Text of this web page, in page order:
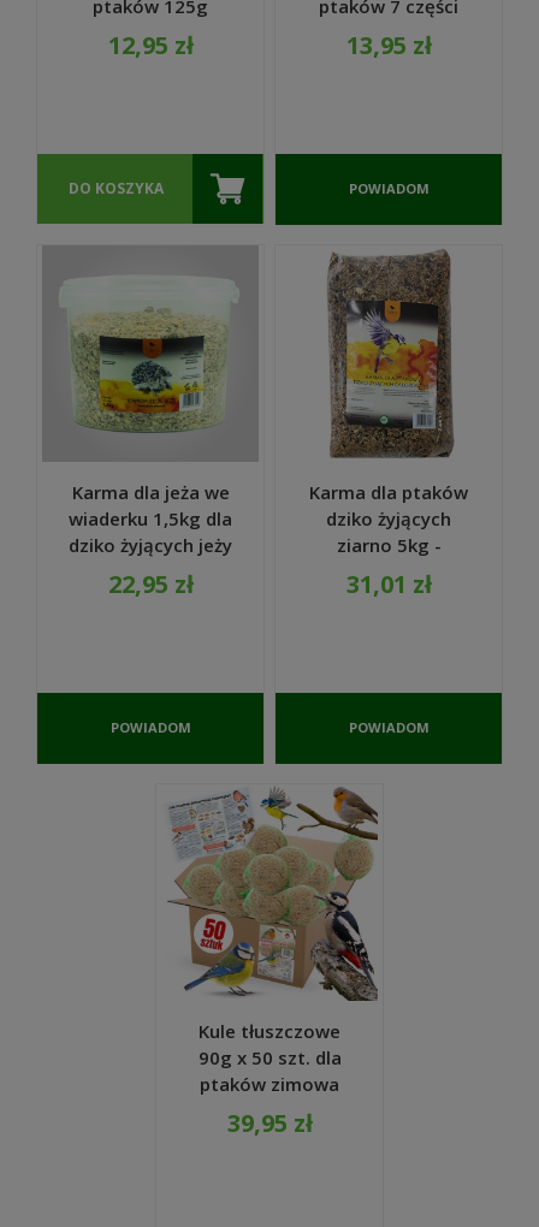
ptaków 125g
wysokobiałkowa
karma - TURDUS
12,95 zł
DO KOSZYKA
ptaków 7 części
Kule tłuszczowe
orzechy i
13,95 zł
POWIADOM
DOSTĘPNOŚCI
Karma dla jeża we
wiaderku 1,5kg dla
dziko żyjących jeży
- TURDUS
22,95 zł
POWIADOM
DOSTĘPNOŚCI
Karma dla ptaków
dziko żyjących
ziarno 5kg -
TURDUS
31,01 zł
POWIADOM
DOSTĘPNOŚCI
Kule tłuszczowe
90g x 50 szt. dla
ptaków zimowa
karma do
zawieszenia -
39,95 zł